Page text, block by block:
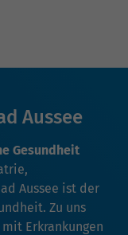
Aussee
Gesundheit
Aussee ist der
Zu uns
Erkrankungen